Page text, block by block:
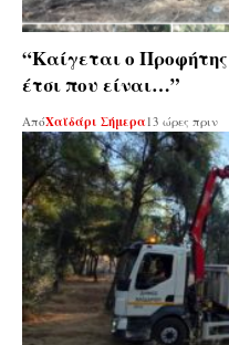
“Καίγεται ο
έτσι που είναι…”
ΑπόΧαϊδάρι Σήμερα13 ώρες πριν